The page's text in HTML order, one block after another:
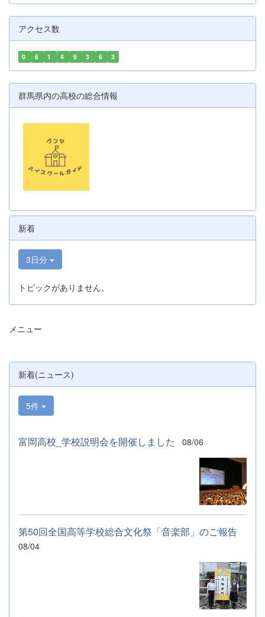
アクセス数
0 6 1 4 9 3 6 3
群馬県内の高校の総合情報
新着
3日分
トピックがありません。
メニュー
新着(ニュース)
5件
富岡高校_学校説明会を開催しました 08/06
第50回全国高等学校総合文化祭「音楽部」のご報告
08/04